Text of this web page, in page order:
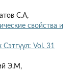
С.А,
свойства и
Сэтгүүл: Vol. 31
Э.М,